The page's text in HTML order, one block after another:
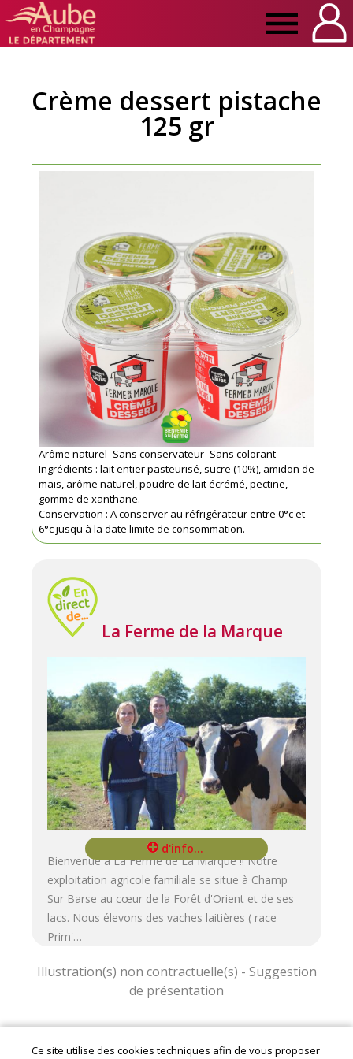
Crème dessert pistache
125 gr
Arôme naturel -Sans conservateur -Sans colorant
Ingrédients : lait entier pasteurisé, sucre (10%), amidon de
maïs, arôme naturel, poudre de lait écrémé, pectine,
gomme de xanthane.
Conservation : A conserver au réfrigérateur entre 0°c et
6°c jusqu'à la date limite de consommation.
La Ferme de la Marque
Bienvenue à La Ferme de La Marque !! Notre
exploitation agricole familiale se situe à Champ
Sur Barse au cœur de la Forêt d'Orient et de ses
lacs. Nous élevons des vaches laitières ( race
Prim'…
Mentions légales|Conditions Générales de Ventes|
Ce site utilise des cookies techniques afin de vous proposer